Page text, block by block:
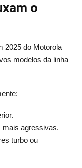
o
2025 do Motorola
modelos da linha
mais agressivas.
turbo ou